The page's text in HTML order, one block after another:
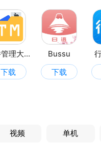
文件管理大师
下载
Bussu
下载
视频 单机